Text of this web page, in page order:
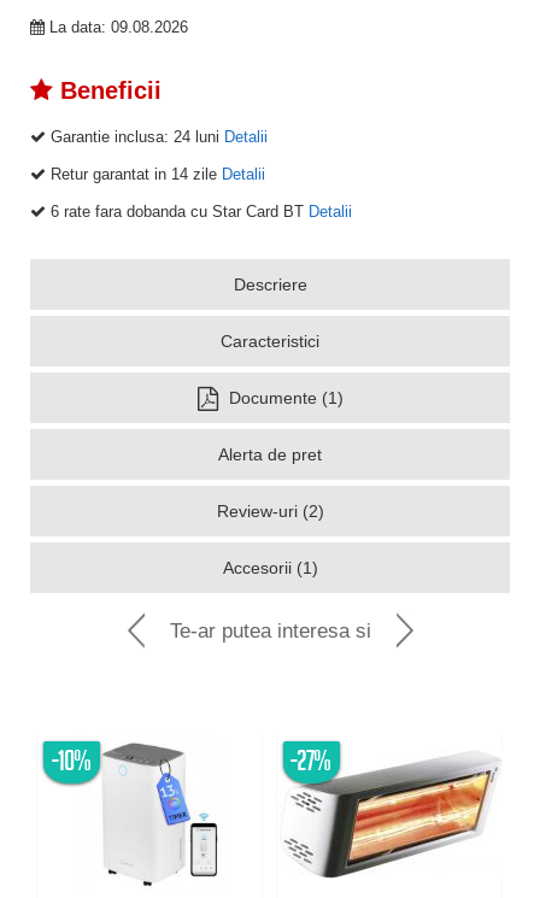
La data: 09.08.2026
Beneficii
Garantie inclusa: 24 luni Detalii
Retur garantat in 14 zile Detalii
6 rate fara dobanda cu Star Card BT Detalii
Descriere
Caracteristici
Documente (1)
Alerta de pret
Review-uri (2)
Accesorii (1)
Te-ar putea interesa si
-10% -27%